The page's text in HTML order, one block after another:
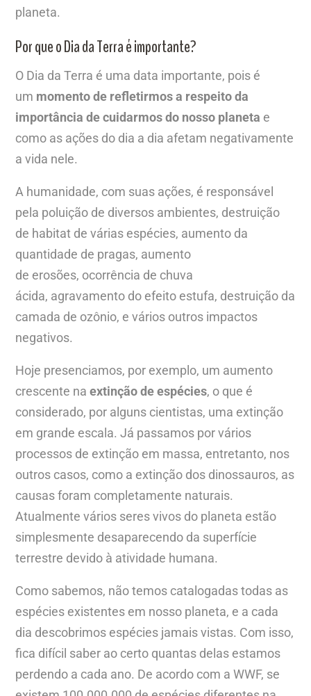
planeta.
Por que o Dia da Terra é importante?
O Dia da Terra é uma data importante, pois é
um momento de refletirmos a respeito da
importância de cuidarmos do nosso planeta e
como as ações do dia a dia afetam negativamente
a vida nele.
A humanidade, com suas ações, é responsável
pela poluição de diversos ambientes, destruição
de habitat de várias espécies, aumento da
quantidade de pragas, aumento
de erosões, ocorrência de chuva
ácida, agravamento do efeito estufa, destruição da
camada de ozônio, e vários outros impactos
negativos.
Hoje presenciamos, por exemplo, um aumento
crescente naextinção de espécies, o que é
considerado, por alguns cientistas, uma extinção
em grande escala. Já passamos por vários
processos de extinção em massa, entretanto, nos
outros casos, como a extinção dos dinossauros, as
causas foram completamente naturais.
Atualmente vários seres vivos do planeta estão
simplesmente desaparecendo da superfície
terrestre devido à atividade humana.
Como sabemos, não temos catalogadas todas as
espécies existentes em nosso planeta, e a cada
dia descobrimos espécies jamais vistas. Com isso,
fica difícil saber ao certo quantas delas estamos
perdendo a cada ano. De acordo com a WWF, se